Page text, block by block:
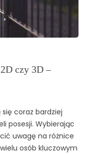
czy 3D –
coraz bardziej
posesji. Wybierając
uwagę na różnice
osób kluczowym